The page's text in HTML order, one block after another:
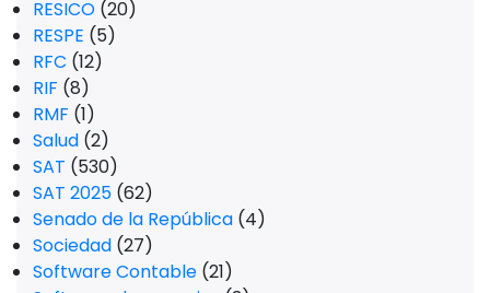
RESICO (20)
RESPE (5)
RFC (12)
RIF (8)
RMF (1)
Salud (2)
SAT (530)
SAT 2025 (62)
Senado de la República (4)
Sociedad (27)
Software Contable (21)